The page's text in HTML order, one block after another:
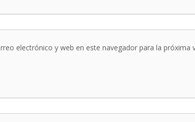
electrónico y web en este navegador para la próxima